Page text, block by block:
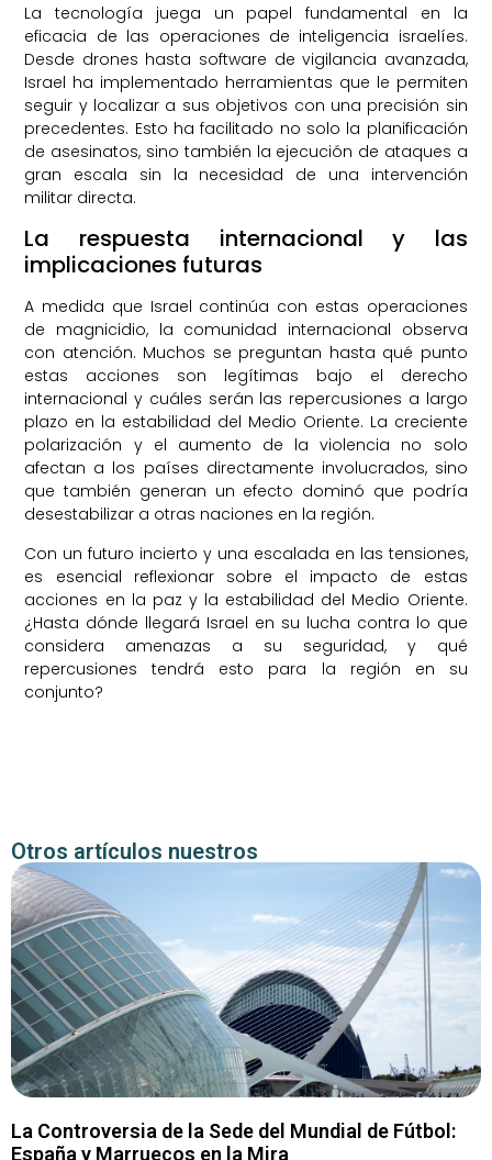
La tecnología juega un papel fundamental en la
eficacia de las operaciones de inteligencia israelíes.
Desde drones hasta software de vigilancia avanzada,
Israel ha implementado herramientas que le permiten
seguir y localizar a sus objetivos con una precisión sin
precedentes. Esto ha facilitado no solo la planificación
de asesinatos, sino también la ejecución de ataques a
gran escala sin la necesidad de una intervención
militar directa.
La respuesta internacional y las
implicaciones futuras
A medida que Israel continúa con estas operaciones
de magnicidio, la comunidad internacional observa
con atención. Muchos se preguntan hasta qué punto
estas acciones son legítimas bajo el derecho
internacional y cuáles serán las repercusiones a largo
plazo en la estabilidad del Medio Oriente. La creciente
polarización y el aumento de la violencia no solo
afectan a los países directamente involucrados, sino
que también generan un efecto dominó que podría
desestabilizar a otras naciones en la región.
Con un futuro incierto y una escalada en las tensiones,
es esencial reflexionar sobre el impacto de estas
acciones en la paz y la estabilidad del Medio Oriente.
¿Hasta dónde llegará Israel en su lucha contra lo que
considera amenazas a su seguridad, y qué
repercusiones tendrá esto para la región en su
conjunto?
Otros artículos nuestros
La Controversia de la Sede del Mundial de Fútbol:
España y Marruecos en la Mira